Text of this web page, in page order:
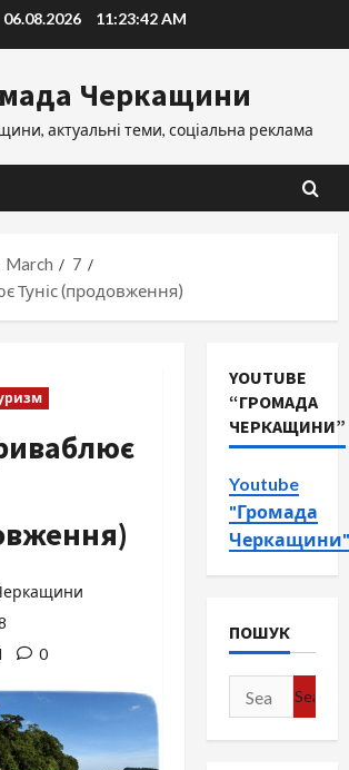
06.08.2026 11:23:43 AM
Черкащини
актуальні теми, соціальна реклама
March
7
Туніс (продовження)
0
YOUTUBE
“ГРОМАДА
ЧЕРКАЩИНИ”
Youtube
"Громада
Черкащини"
ПОШУК
Search
for: